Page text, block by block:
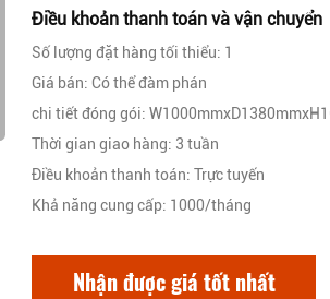
Điều khoản thanh toán và vận chuyển
Số lượng đặt hàng tối thiểu: 1
Giá bán: Có thể đàm phán
chi tiết đóng gói:
Thời gian giao hàng: 3 tuần
Điều khoản thanh toán: Trực tuyến
Khả năng cung cấp: 1000/tháng
Nhận được giá tốt nhất